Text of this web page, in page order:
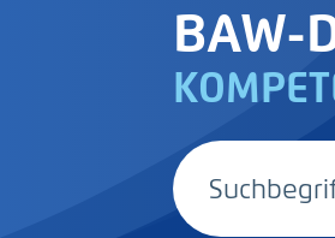
BAW-